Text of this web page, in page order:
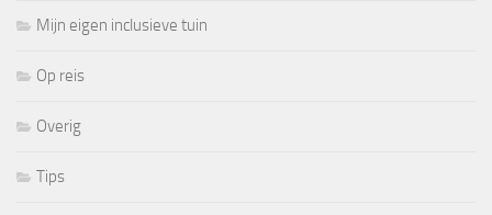
Mijn eigen inclusieve tuin
Op reis
Overig
Tips